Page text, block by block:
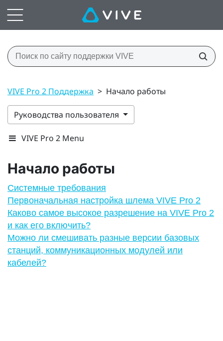
VIVE Pro 2 Поддержка > Начало работы
Руководства пользователя
VIVE Pro 2 Menu
Начало работы
Системные требования
Первоначальная настройка шлема VIVE Pro 2
Каково самое высокое разрешение на VIVE Pro 2
и как его включить?
Можно ли смешивать разные версии базовых
станций, коммуникационных модулей или
кабелей?